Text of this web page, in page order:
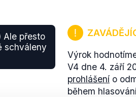
Ale přesto
schváleny
Výrok
V4 dne 4. září
prohlášení o
během